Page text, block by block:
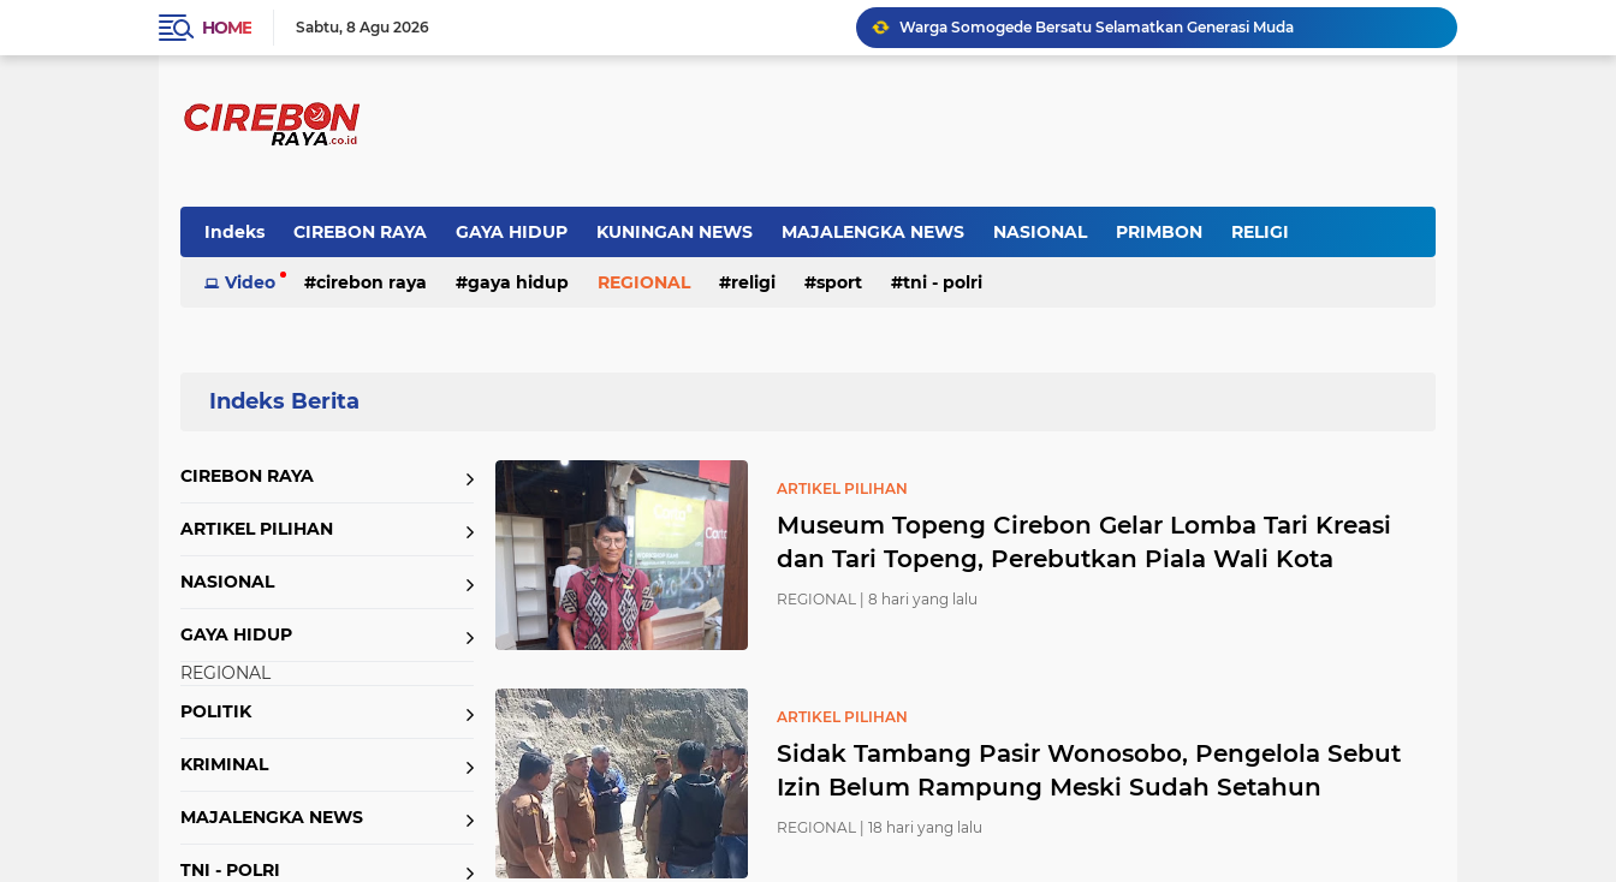
HOME Sabtu 8 Agu 2026
Warga Somogede Bersatu Selamatkan Generasi Muda
Dr. KH. AM Mustain Nasoha Kupas Ilmu Muroqobah dan Ma'rifatullah dalam Kajian Kitab Ihya' Ulumuddin
Sejarah Borobudur, Arsitektur dan Makna Filosofis
Indonesia Labour Ministry, Indo Rama Support Five Small Businesses in West Java
Indeks CIREBON RAYA GAYA HIDUP KUNINGAN NEWS MAJALENGKA NEWS NASIONAL PRIMBON RELIGI
Video cirebon raya gaya hidup REGIONAL religi sport tni - polri
CIREBON RAYA
ARTIKEL PILIHAN
NASIONAL
GAYA HIDUP
REGIONAL
POLITIK
KRIMINAL
MAJALENGKA NEWS
TNI - POLRI
ARTIKEL PILIHAN
Museum Topeng Cirebon Gelar Lomba Tari Kreasi
dan Tari Topeng, Perebutkan Piala Wali Kota
REGIONAL | 8 hari yang lalu
ARTIKEL PILIHAN
Sidak Tambang Pasir Wonosobo, Pengelola Sebut
Izin Belum Rampung Meski Sudah Setahun
REGIONAL | 18 hari yang lalu